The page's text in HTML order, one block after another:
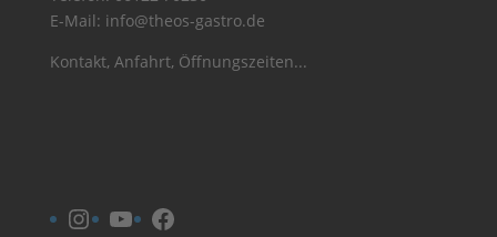
E-Mail: info@theos-gastro.de
Kontakt, Anfahrt, Öffnungszeiten...
Instagram
YouTubeFacebook